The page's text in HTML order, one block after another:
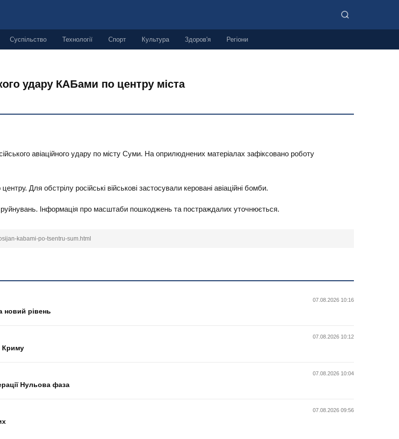
Суспільство Технології Спорт Культура Здоров'я Регіони
удару КАБами по центру міста
авіаційного удару по місту Суми. На оприлюднених матеріалах зафіксовано роботу
Для обстрілу російські військові застосували керовані авіаційні бомби.
Інформація про масштаби пошкоджень та постраждалих уточнюється.
kabami-po-tsentru-sum.html
07.08.2026 10:16
новий рівень
07.08.2026 10:12
Криму
07.08.2026 10:04
Нульова фаза
07.08.2026 09:56